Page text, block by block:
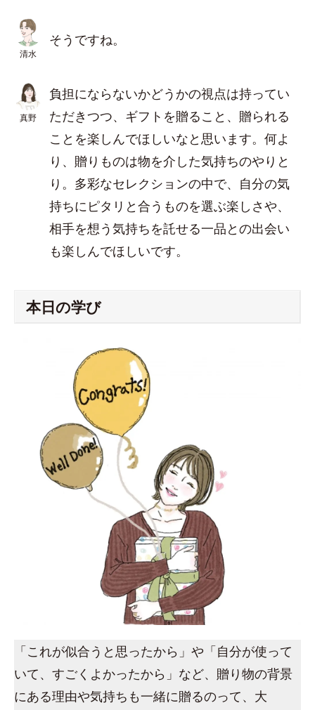
清水
そうですね。
真野
負担にならないかどうかの視点は持ってい
ただきつつ、ギフトを贈ること、贈られる
ことを楽しんでほしいなと思います。何よ
り、贈りものは物を介した気持ちのやりと
り。多彩なセレクションの中で、自分の気
持ちにピタリと合うものを選ぶ楽しさや、
相手を想う気持ちを託せる一品との出会い
も楽しんでほしいです。
本日の学び
「これが似合うと思ったから」や「自分が使って
いて、すごくよかったから」など、贈り物の背景
にある理由や気持ちも一緒に贈るのって、大